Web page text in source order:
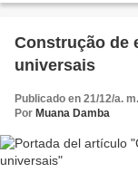
Construção de
universais
Publicado en 21/12/a.
Por Muana Damba